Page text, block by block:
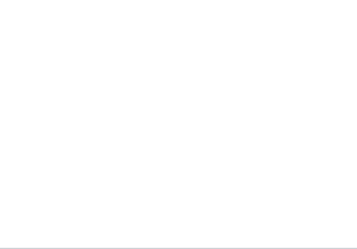
der Rechnung.